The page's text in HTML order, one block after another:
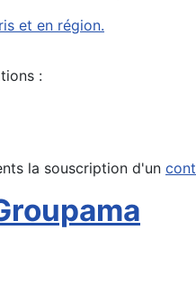
et en région.
:
la souscription d'un